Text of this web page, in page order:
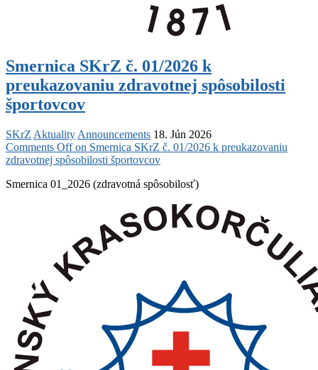
Smernica SKrZ č. 01/2026 k
preukazovaniu zdravotnej spôsobilosti
športovcov
SKrZ Aktuality Announcements 18. Jún 2026
Comments Offon Smernica SKrZ č. 01/2026 k preukazovaniu
zdravotnej spôsobilosti športovcov
Smernica 01_2026 (zdravotná spôsobilosť)